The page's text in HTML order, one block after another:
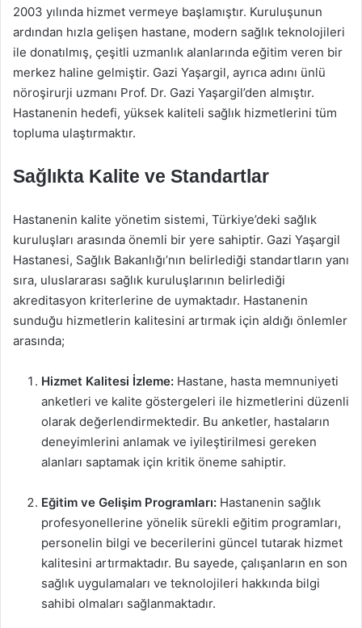
2003 yılında hizmet vermeye başlamıştır. Kuruluşunun
ardından hızla gelişen hastane, modern sağlık teknolojileri
ile donatılmış, çeşitli uzmanlık alanlarında eğitim veren bir
merkez haline gelmiştir. Gazi Yaşargil, ayrıca adını ünlü
nöroşirurji uzmanı Prof. Dr. Gazi Yaşargil’den almıştır.
Hastanenin hedefi, yüksek kaliteli sağlık hizmetlerini tüm
topluma ulaştırmaktır.
Sağlıkta Kalite ve Standartlar
Hastanenin kalite yönetim sistemi, Türkiye’deki sağlık
kuruluşları arasında önemli bir yere sahiptir. Gazi Yaşargil
Hastanesi, Sağlık Bakanlığı’nın belirlediği standartların yanı
sıra, uluslararası sağlık kuruluşlarının belirlediği
akreditasyon kriterlerine de uymaktadır. Hastanenin
sunduğu hizmetlerin kalitesini artırmak için aldığı önlemler
arasında;
Hizmet Kalitesi İzleme: Hastane, hasta memnuniyeti
anketleri ve kalite göstergeleri ile hizmetlerini düzenli
olarak değerlendirmektedir. Bu anketler, hastaların
deneyimlerini anlamak ve iyileştirilmesi gereken
alanları saptamak için kritik öneme sahiptir.
Eğitim ve Gelişim Programları: Hastanenin sağlık
profesyonellerine yönelik sürekli eğitim programları,
personelin bilgi ve becerilerini güncel tutarak hizmet
kalitesini artırmaktadır. Bu sayede, çalışanların en son
sağlık uygulamaları ve teknolojileri hakkında bilgi
sahibi olmaları sağlanmaktadır.